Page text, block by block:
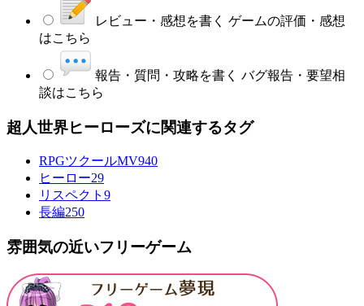
レビュー・感想を書く ゲームの評価・感想
はこちら
報告・質問・攻略を書く バグ報告・要望相
談はこちら
超人世界ヒーローズに関連するタグ
RPGツクールMV940
ヒーロー29
リスペクト 9
長編250
雰囲気の近いフリーゲーム